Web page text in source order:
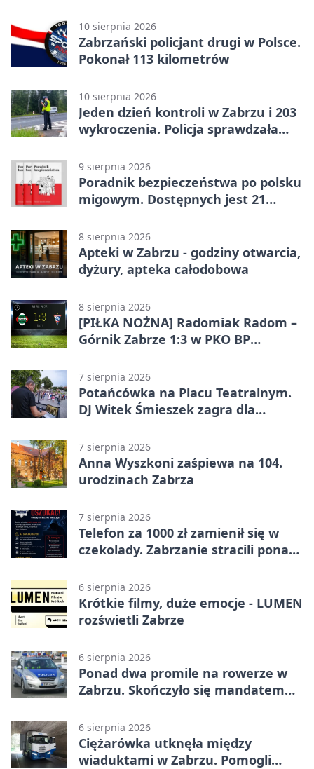
10 sierpnia 2026
Zabrzański policjant drugi w Polsce.
Pokonał 113 kilometrów
10 sierpnia 2026
Jeden dzień kontroli w Zabrzu i 203
wykroczenia. Policja sprawdzała
9 sierpnia 2026
Poradnik bezpieczeństwa po polsku
migowym. Dostępnych jest 21
8 sierpnia 2026
Apteki w Zabrzu - godziny otwarcia,
dyżury, apteka całodobowa
8 sierpnia 2026
[PIŁKA NOŻNA] Radomiak Radom –
Górnik Zabrze 1:3 w PKO BP
Federico dał zabrzanom zwycięstwo
7 sierpnia 2026
Potańcówka na Placu Teatralnym.
DJ Witek Śmieszek zagra dla
7 sierpnia 2026
Anna Wyszkoni zaśpiewa na 104.
urodzinach Zabrza
7 sierpnia 2026
Telefon za 1000 zł zamienił się w
czekolady. Zabrzanie stracili ponad
6 sierpnia 2026
Krótkie filmy, duże emocje - LUMEN
rozświetli Zabrze
6 sierpnia 2026
Ponad dwa promile na rowerze w
Zabrzu. Skończyło się mandatem
6 sierpnia 2026
Ciężarówka utknęła między
wiaduktami w Zabrzu. Pomogli